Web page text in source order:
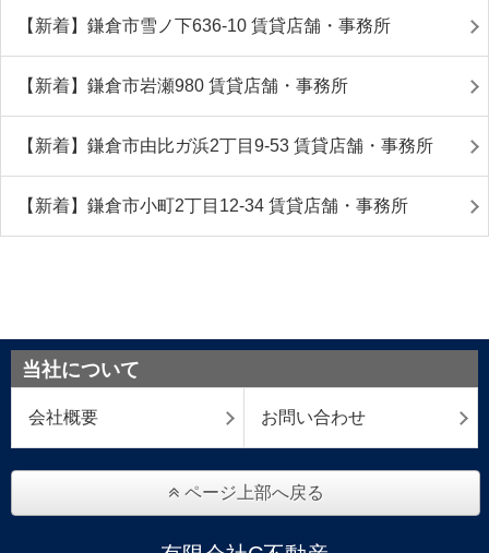
【新着】鎌倉市雪ノ下636-10 賃貸店舗・事務所
【新着】鎌倉市岩瀬980 賃貸店舗・事務所
【新着】鎌倉市由比ガ浜2丁目9-53 賃貸店舗・事務所
【新着】鎌倉市小町2丁目12-34 賃貸店舗・事務所
当社について
会社概要 お問い合わせ
ページ上部へ戻る